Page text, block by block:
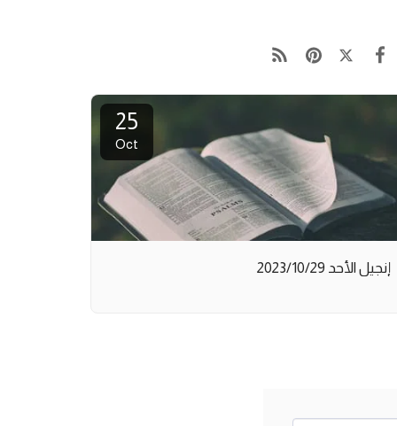
25
Oct
إنجيل الأحد 2023/10/29